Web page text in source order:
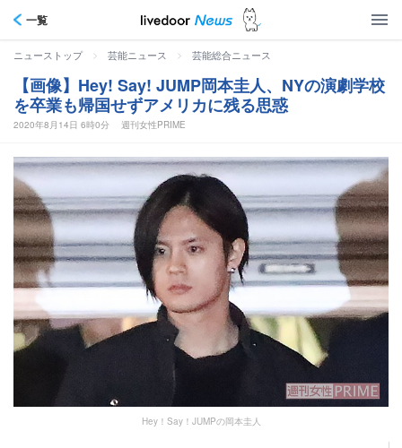
一覧
ニューストップ > 芸能ニュース > 芸能総合ニュース
【画像】Hey! Say! JUMP岡本圭人、NYの演劇学校
を卒業も帰国せずアメリカに残る思惑
2020年8月14日 6時0分 週刊女性PRIME
Hey！Say！JUMPの岡本圭人